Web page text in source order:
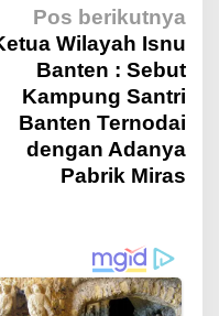
Pos berikutnya
Wilayah Isnu
Banten : Sebut
Kampung Santri
Banten Ternodai
dengan Adanya
Pabrik Miras